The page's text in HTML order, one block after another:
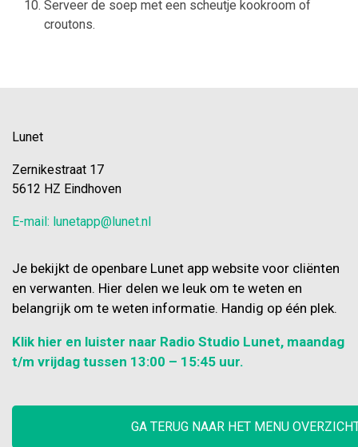
Serveer de soep met een scheutje kookroom of
croutons.
Lunet
Zernikestraat 17
5612 HZ Eindhoven
E-mail: lunetapp@lunet.nl
Je bekijkt de openbare Lunet app website voor cliënten
en verwanten. Hier delen we leuk om te weten en
belangrijk om te weten informatie. Handig op één plek.
Klik hier en luister naar Radio Studio Lunet, maandag
t/m vrijdag tussen 13:00 – 15:45 uur.
GA TERUG NAAR HET MENU